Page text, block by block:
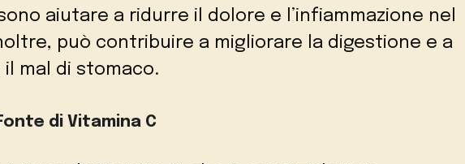
aiutare a ridurre il dolore e l’infiammazione nel
può contribuire a migliorare la digestione e a
il mal di stomaco.
di Vitamina C